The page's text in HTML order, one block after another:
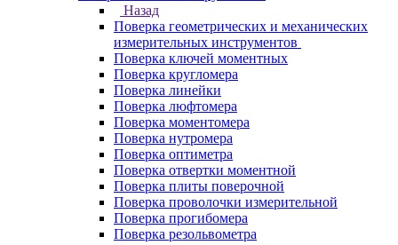
Назад
Поверка геометрических и механических
измерительных инструментов
Поверка ключей моментных
Поверка кругломера
Поверка линейки
Поверка люфтомера
Поверка моментомера
Поверка нутромера
Поверка оптиметра
Поверка отвертки моментной
Поверка плиты поверочной
Поверка проволочки измерительной
Поверка прогибомера
Поверка резольвометра